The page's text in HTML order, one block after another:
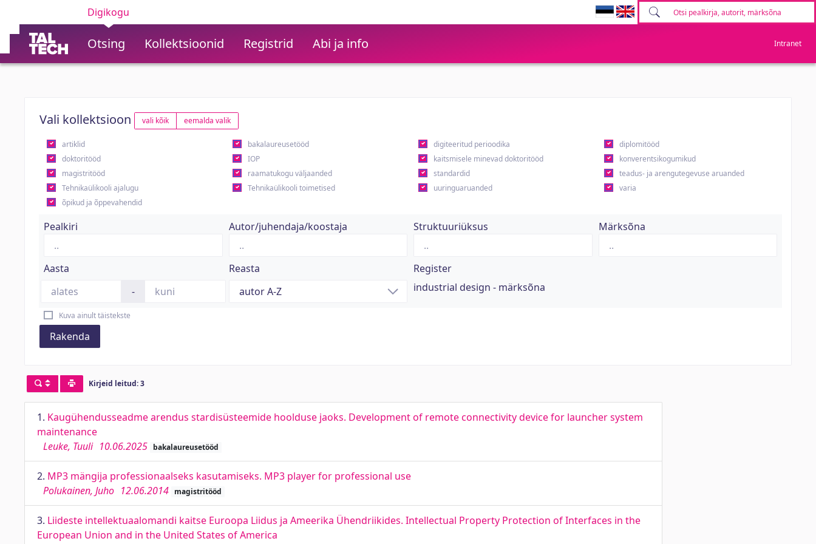
Digikogu
Otsing Kollektsioonid Registrid Abi ja info Intranet
Vali kollektsioon vali kõik eemalda valik
artiklid bakalaureusetööd digiteeritud perioodika
diplomitööd
doktoritööd
IOP kaitsmisele minevad doktoritööd
konverentsikogumikud
magistritööd
raamatukogu väljaanded standardid
teadus- ja arengutegevuse aruanded
Tehnikaülikooli ajalugu
Tehnikaülikooli toimetised uuringuaruanded
varia
õpikud ja õppevahendid
Pealkiri Autor/juhendaja/koostaja Struktuuriüksus Märksõna
Aasta
-
Reasta
Register
industrial design - märksõna
Kuva ainult täistekste
Rakenda
Kirjeid leitud: 3
1. Kaugühendusseadme arendus stardisüsteemide hoolduse jaoks. Development of remote connectivity device for launcher system
maintenance
Leuke, Tuuli 10.06.2025 bakalaureusetööd
2. MP3 mängija professionaalseks kasutamiseks. MP3 player for professional use
Polukainen, Juho 12.06.2014 magistritööd
3. Liideste intellektuaalomandi kaitse Euroopa Liidus ja Ameerika Ühendriikides. Intellectual Property Protection of Interfaces in the
European Union and in the United States of America